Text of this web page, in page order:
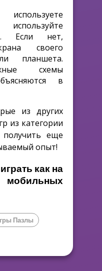
Если нет,
своего
планшета.
схемы
в
из других
из категории
еще
опыт!
как на
Пазлы